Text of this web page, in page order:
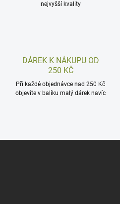
nejvyšší kvality
DÁREK K NÁKUPU OD
250 KČ
Při každé objednávce nad 250 Kč
objevíte v balíku malý dárek navíc